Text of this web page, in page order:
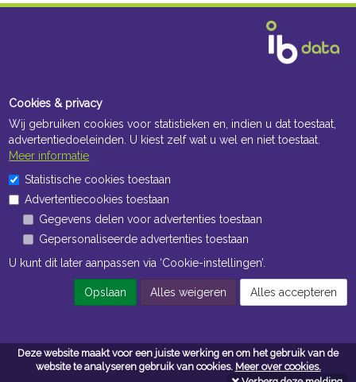
Deze website maakt voor een juiste werking en om het gebruik van de
website te analyseren gebruik van cookies. Meer over cookies.
Openingstijden Kantoor
ma t/m vr 8:30 uur tot 17:00 uur
Openingstijden Magazijn
ma t/m vr 7:00 uur tot 16:30 uur
Algemene voorwaarden
Cookies & privacy
Wij gebruiken cookies voor statistieken en, indien u dat toestaat,
advertentiedoeleinden. U kiest zelf wat u wel en niet toestaat.
Meer informatie
Statistische cookies toestaan
Advertentiecookies toestaan
Gegevens delen voor advertenties toestaan
Gepersonaliseerde advertenties toestaan
U kunt dit later aanpassen via ‘Cookie-instellingen’.
Opslaan Alles weigeren Alles accepteren